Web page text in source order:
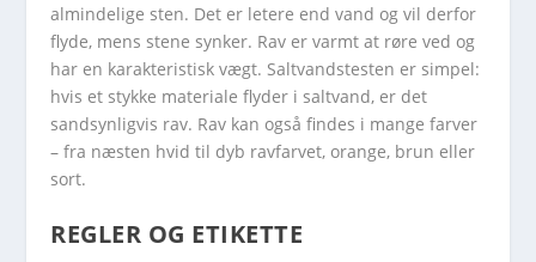
almindelige sten. Det er letere end vand og vil derfor
flyde, mens stene synker. Rav er varmt at røre ved og
har en karakteristisk vægt. Saltvandstesten er simpel:
hvis et stykke materiale flyder i saltvand, er det
sandsynligvis rav. Rav kan også findes i mange farver
– fra næsten hvid til dyb ravfarvet, orange, brun eller
sort.
REGLER OG ETIKETTE